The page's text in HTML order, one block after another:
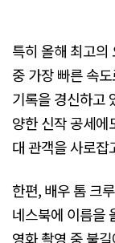
특히 올해 최고
중 가장 빠른 속
기록을 경신하고
양한 신작 공세에
대 관객을 사로잡
한편, 배우 톰 크
네스북에 이름을
영화 촬영 중 불